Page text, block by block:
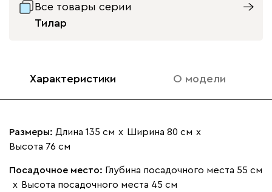
Все товары серии
Тилар
Характеристики О модели
Размеры: Длина 135 см х Ширина 80 см х
Высота 76 см
Посадочное место: Глубина посадочного места 55 см
х Высота посадочного места 45 см